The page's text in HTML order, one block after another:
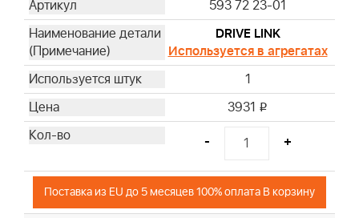
593 72 23-01
DRIVE LINK
Используется в агрегатах
1
3931 i
- +
Поставка из EU до 5 месяцев 100% оплата В корзину